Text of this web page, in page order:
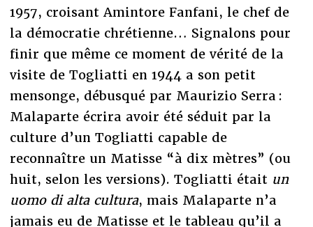
1957, croisant Amintore Fanfani, le chef de
la démocratie chrétienne… Signalons pour
finir que même ce moment de vérité de la
visite de Togliatti en 1944 a son petit
mensonge, débusqué par Maurizio Serra :
Malaparte écrira avoir été séduit par la
culture d’un Togliatti capable de
reconnaître un Matisse “à dix mètres” (ou
huit, selon les versions). Togliatti était un
uomo di alta cultura, mais Malaparte n’a
jamais eu de Matisse et le tableau qu’il a